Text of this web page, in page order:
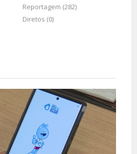
Reportagem (282)
Diretos (0)